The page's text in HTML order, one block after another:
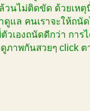
วนไม่ติดขัด ด้วยเห
ดูแล คนเราจะให้ถนั
วเองถนัดดีกว่า การ
ภาพกันสวยๆ click ต